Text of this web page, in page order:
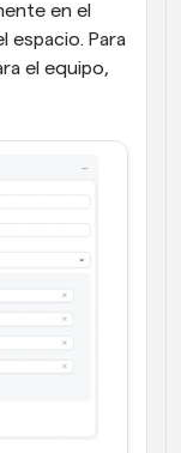
en el
espacio. Para
el equipo,